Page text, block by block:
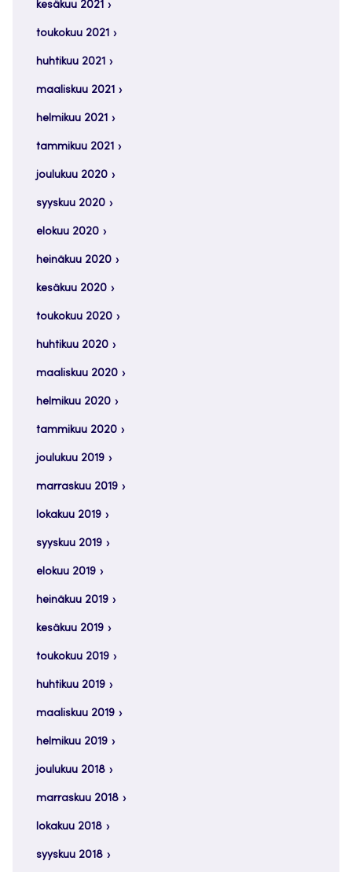
kesäkuu 2021
toukokuu 2021
huhtikuu 2021
maaliskuu 2021
helmikuu 2021
tammikuu 2021
joulukuu 2020
syyskuu 2020
elokuu 2020
heinäkuu 2020
kesäkuu 2020
toukokuu 2020
huhtikuu 2020
maaliskuu 2020
helmikuu 2020
tammikuu 2020
joulukuu 2019
marraskuu 2019
lokakuu 2019
syyskuu 2019
elokuu 2019
heinäkuu 2019
kesäkuu 2019
toukokuu 2019
huhtikuu 2019
maaliskuu 2019
helmikuu 2019
joulukuu 2018
marraskuu 2018
lokakuu 2018
syyskuu 2018